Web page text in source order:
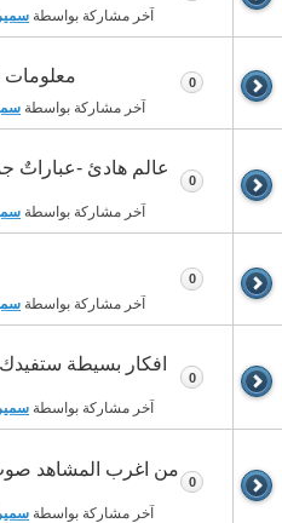
آخر مشاركة بواسطة
معلومات
آخر مشاركة بواسطة
0
عالم هادئ -عباراتٌ
آخر مشاركة بواسطة
0
آخر مشاركة بواسطة
0
افكار بسيطة
آخر مشاركة بواسطة
0
من اغرب المشاهد
آخر مشاركة بواسطة
0